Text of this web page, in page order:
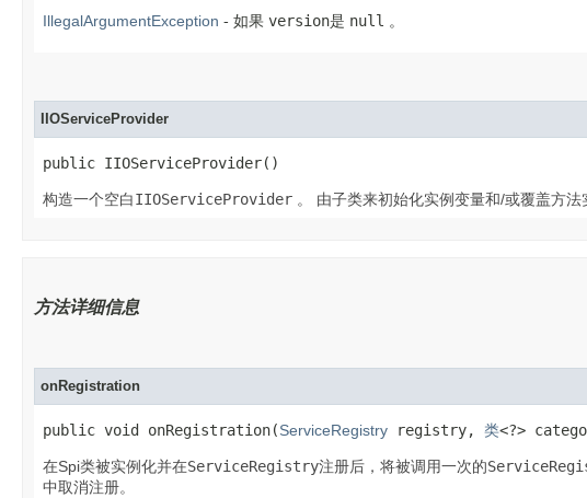
IllegalArgumentException - 如果 version是 null 。
IIOServiceProvider
public IIOServiceProvider()
构造一个空白IIOServiceProvider 。 由子类来初始化实例变量和/或覆盖方法
方法详细信息
onRegistration
public void onRegistration​(ServiceRegistry registry, 类<?>
在Spi类被实例化并在ServiceRegistry注册后，将被调用一次的
中取消注册。